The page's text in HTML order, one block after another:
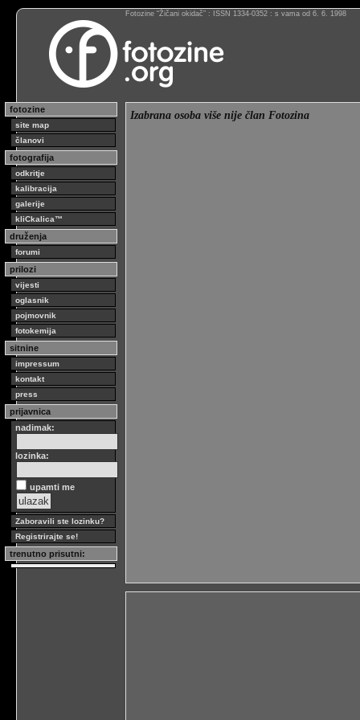
Fotozine “Žičani okidač” : ISSN 1334-0352 : s vama od 6. 6. 1998
fotozine
site map
članovi
fotografija
odkritje
kalibracija
galerije
kliCkalica™
druženja
forumi
prilozi
vijesti
oglasnik
pojmovnik
fotokemija
sitnine
impressum
kontakt
press
prijavnica
nadimak:
lozinka:
upamti me
Zaboravili ste lozinku?
Registrirajte se!
trenutno prisutni:
Izabrana osoba više nije član Fotozina